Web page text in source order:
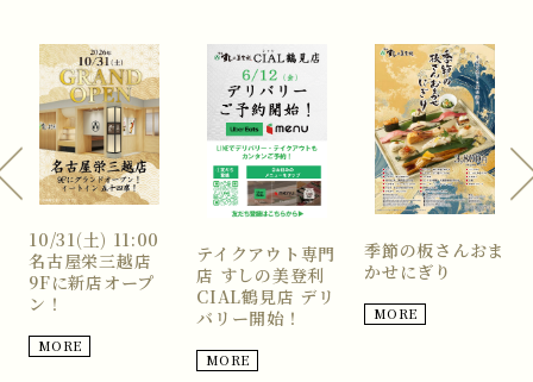
10/31(土) 11:00
名古屋栄三越店
9Fに新店オープ
ン！
MORE
テイクアウト専門
店 すしの美登利
CIAL鶴見店 デリ
バリー開始！
MORE
季節の板さんおま
かせにぎり
MORE